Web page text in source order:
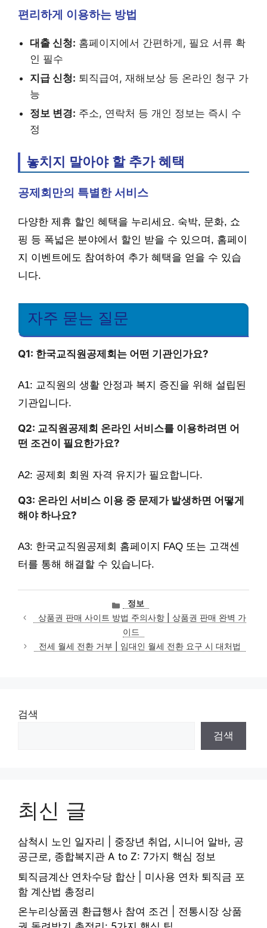
편리하게 이용하는 방법
대출 신청: 홈페이지에서 간편하게, 필요 서류 확
인 필수
지급 신청: 퇴직급여, 재해보상 등 온라인 청구 가
능
정보 변경: 주소, 연락처 등 개인 정보는 즉시 수
정
놓치지 말아야 할 추가 혜택
공제회만의 특별한 서비스
다양한 제휴 할인 혜택을 누리세요. 숙박, 문화, 쇼
핑 등 폭넓은 분야에서 할인 받을 수 있으며, 홈페이
지 이벤트에도 참여하여 추가 혜택을 얻을 수 있습
니다.
자주 묻는 질문
Q1: 한국교직원공제회는 어떤 기관인가요?
A1: 교직원의 생활 안정과 복지 증진을 위해 설립된
기관입니다.
Q2: 교직원공제회 온라인 서비스를 이용하려면 어
떤 조건이 필요한가요?
A2: 공제회 회원 자격 유지가 필요합니다.
Q3: 온라인 서비스 이용 중 문제가 발생하면 어떻게
해야 하나요?
A3: 한국교직원공제회 홈페이지 FAQ 또는 고객센
터를 통해 해결할 수 있습니다.
카
테
고
리
정보
상품권 판매 사이트 방법 주의사항 | 상품권 판매 완벽 가
이드
전세 월세 전환 거부 | 임대인 월세 전환 요구 시 대처법
검색
검색
최신 글
삼척시 노인 일자리 | 중장년 취업, 시니어 알바, 공
공근로, 종합복지관 A to Z: 7가지 핵심 정보
퇴직금계산 연차수당 합산 | 미사용 연차 퇴직금 포
함 계산법 총정리
온누리상품권 환급행사 참여 조건 | 전통시장 상품